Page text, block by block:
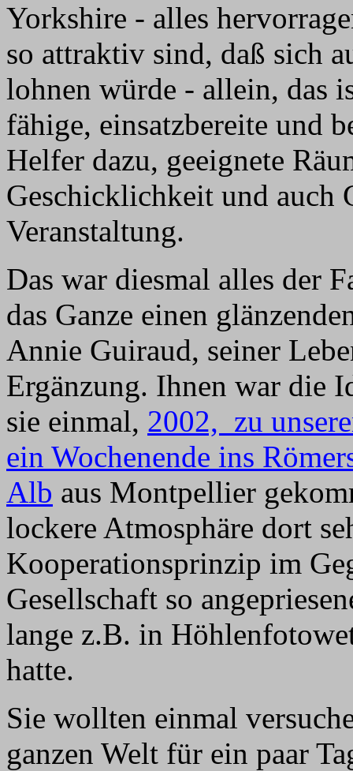
Yorkshire - alles
so attraktiv sind, daß sich
lohnen würde - allein, das
fähige, einsatzbereite und
Helfer dazu, geeignete
Geschicklichkeit und auch
Veranstaltung.
Das war diesmal alles der
das Ganze einen
Annie Guiraud, seiner
Ergänzung. Ihnen war die
sie einmal, 2002, zu
ein Wochenende ins
Alb aus Montpellier
lockere Atmosphäre dort
Kooperationsprinzip im
Gesellschaft so
lange z.B. in
hatte.
Sie wollten einmal
ganzen Welt für ein paar